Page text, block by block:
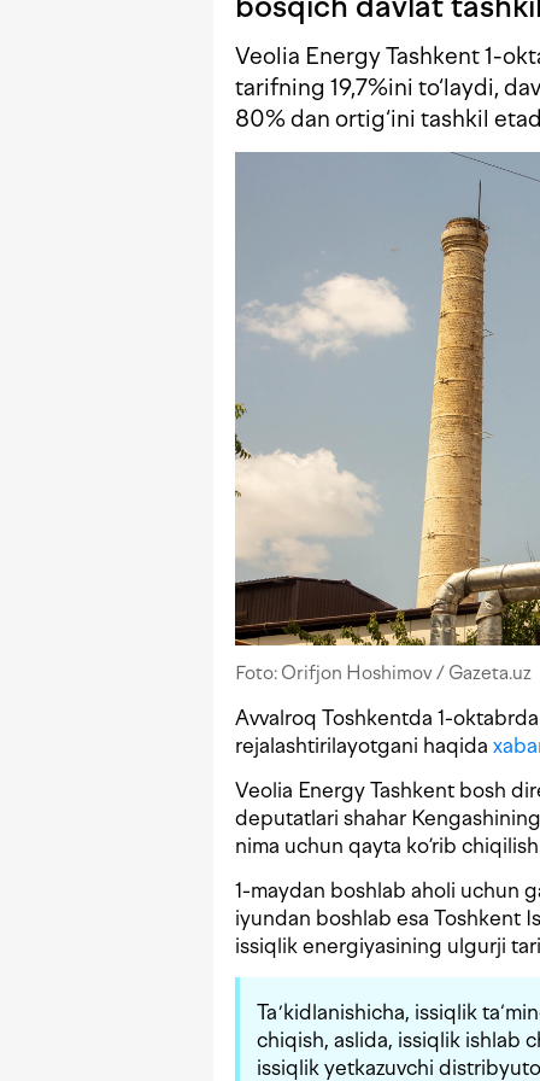
Veolia Energy Tashkent 1-
tarifning 19,7%ini to‘laydi,
80% dan ortig‘ini tashkil
Foto: Orifjon Hoshimov / Gazeta.uz
Avvalroq Toshkentda 1-
rejalashtirilayotgani haqida
Veolia Energy Tashkent bosh
deputatlari shahar
nima uchun qayta ko’rib
1-maydan boshlab aholi uchun
iyundan boshlab esa Toshkent
issiqlik energiyasining ulgurji
Taʼkidlanishicha, issiqlik
chiqish, aslida, issiqlik ishlab
issiqlik yetkazuvchi